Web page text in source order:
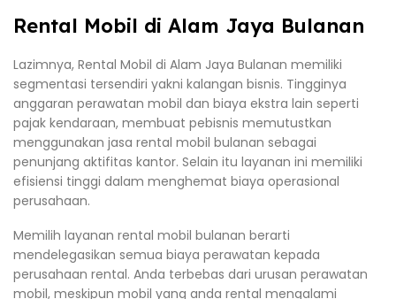
Rental Mobil di Alam Jaya Bulanan
Lazimnya, Rental Mobil di Alam Jaya Bulanan memiliki
segmentasi tersendiri yakni kalangan bisnis. Tingginya
anggaran perawatan mobil dan biaya ekstra lain seperti
pajak kendaraan, membuat pebisnis memutustkan
menggunakan jasa rental mobil bulanan sebagai
penunjang aktifitas kantor. Selain itu layanan ini memiliki
efisiensi tinggi dalam menghemat biaya operasional
perusahaan.
Memilih layanan rental mobil bulanan berarti
mendelegasikan semua biaya perawatan kepada
perusahaan rental. Anda terbebas dari urusan perawatan
mobil, meskipun mobil yang anda rental mengalami